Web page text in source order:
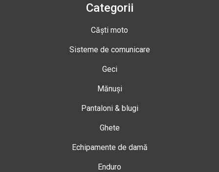
Categorii
Căști moto
Sisteme de comunicare
Geci
Mănuși
Pantaloni & blugi
Ghete
Echipamente de damă
Enduro